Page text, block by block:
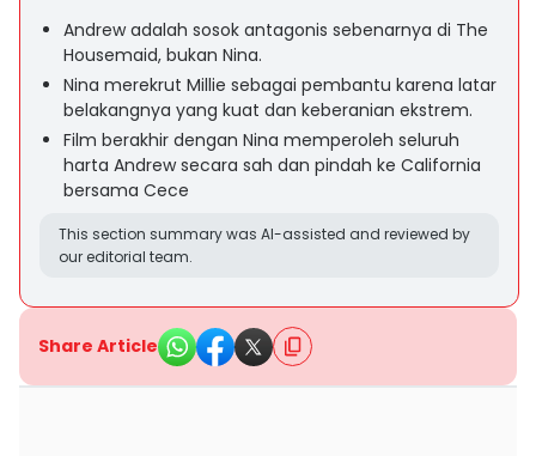
Andrew adalah sosok antagonis sebenarnya di The
Housemaid, bukan Nina.
Nina merekrut Millie sebagai pembantu karena latar
belakangnya yang kuat dan keberanian ekstrem.
Film berakhir dengan Nina memperoleh seluruh
harta Andrew secara sah dan pindah ke California
bersama Cece
This section summary was AI-assisted and reviewed by
our editorial team.
Share Article